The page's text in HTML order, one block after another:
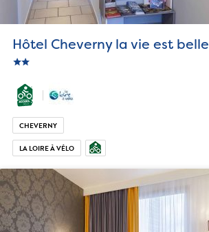
Hôtel Cheverny la vie est belle
CHEVERNY
LA LOIRE À VÉLO